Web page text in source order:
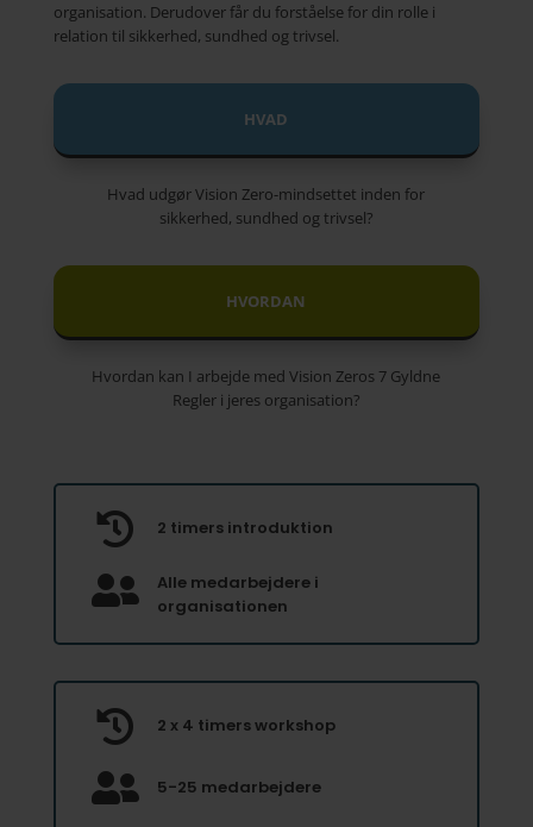
organisation. Derudover får du forståelse for din rolle i
relation til sikkerhed, sundhed og trivsel.
HVAD
Hvad udgør Vision Zero-mindsettet inden for
sikkerhed, sundhed og trivsel?
HVORDAN
Hvordan kan I arbejde med Vision Zeros 7 Gyldne
Regler i jeres organisation?
 2 timers introduktion

Alle medarbejdere i
organisationen
 2 x 4 timers workshop
 5-25 medarbejdere